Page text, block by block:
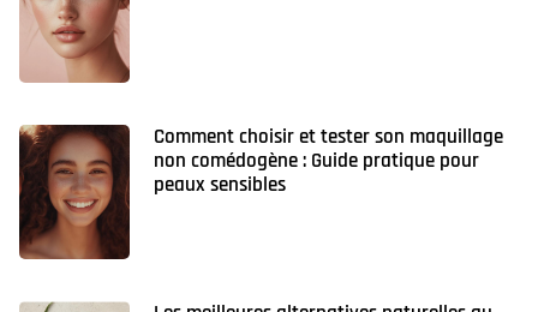
Comment choisir et tester son maquillage
non comédogène : Guide pratique pour
peaux sensibles